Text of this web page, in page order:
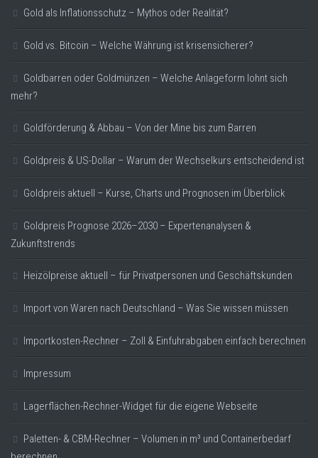
Gold als Inflationsschutz – Mythos oder Realität?
Gold vs. Bitcoin – Welche Währung ist krisensicherer?
Goldbarren oder Goldmünzen – Welche Anlageform lohnt sich
mehr?
Goldförderung & Abbau – Von der Mine bis zum Barren
Goldpreis & US-Dollar – Warum der Wechselkurs entscheidend ist
Goldpreis aktuell – Kurse, Charts und Prognosen im Überblick
Goldpreis Prognose 2026–2030 – Expertenanalysen &
Zukunftstrends
Heizölpreise aktuell – für Privatpersonen und Geschäftskunden
Import von Waren nach Deutschland – Was Sie wissen müssen
Importkosten-Rechner – Zoll & Einfuhrabgaben einfach berechnen
Impressum
Lagerflächen-Rechner-Widget für die eigene Webseite
Paletten- & CBM-Rechner – Volumen in m³ und Containerbedarf